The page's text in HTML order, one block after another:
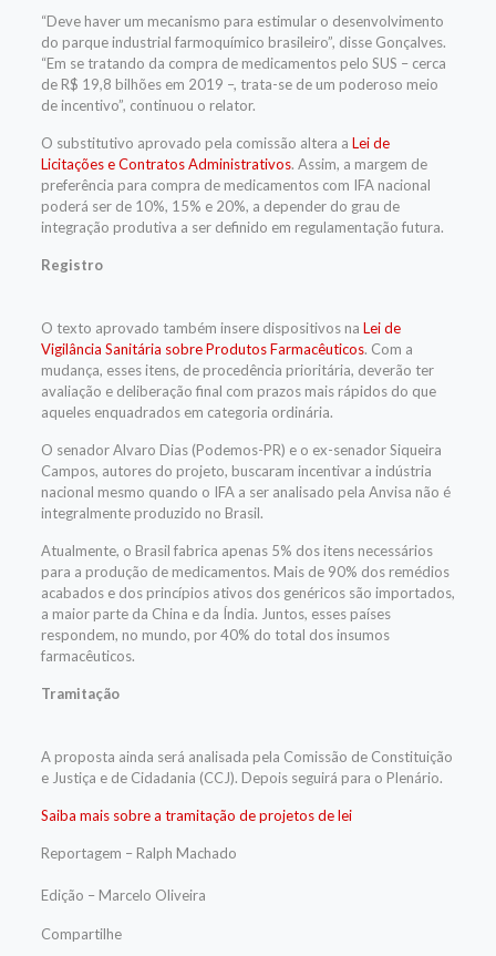
“Deve haver um mecanismo para estimular o desenvolvimento
do parque industrial farmoquímico brasileiro”, disse Gonçalves.
“Em se tratando da compra de medicamentos pelo SUS – cerca
de R$ 19,8 bilhões em 2019 –, trata-se de um poderoso meio
de incentivo”, continuou o relator.
O substitutivo aprovado pela comissão altera a Lei de
Licitações e Contratos Administrativos. Assim, a margem de
preferência para compra de medicamentos com IFA nacional
poderá ser de 10%, 15% e 20%, a depender do grau de
integração produtiva a ser definido em regulamentação futura.
Registro
O texto aprovado também insere dispositivos na Lei de
Vigilância Sanitária sobre Produtos Farmacêuticos. Com a
mudança, esses itens, de procedência prioritária, deverão ter
avaliação e deliberação final com prazos mais rápidos do que
aqueles enquadrados em categoria ordinária.
O senador Alvaro Dias (Podemos-PR) e o ex-senador Siqueira
Campos, autores do projeto, buscaram incentivar a indústria
nacional mesmo quando o IFA a ser analisado pela Anvisa não é
integralmente produzido no Brasil.
Atualmente, o Brasil fabrica apenas 5% dos itens necessários
para a produção de medicamentos. Mais de 90% dos remédios
acabados e dos princípios ativos dos genéricos são importados,
a maior parte da China e da Índia. Juntos, esses países
respondem, no mundo, por 40% do total dos insumos
farmacêuticos.
Tramitação
A proposta ainda será analisada pela Comissão de Constituição
e Justiça e de Cidadania (CCJ). Depois seguirá para o Plenário.
Saiba mais sobre a tramitação de projetos de lei
Reportagem – Ralph Machado
Edição – Marcelo Oliveira
Compartilhe